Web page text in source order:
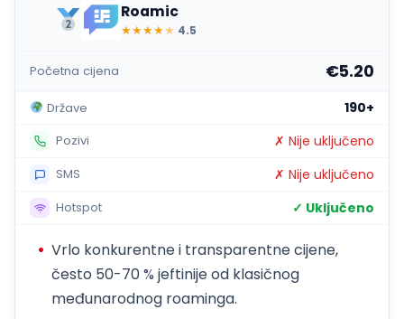
Roamic
★★★★★ 4.5
Početna cijena €5.20
Države 190+
Pozivi ✗ Nije uključeno
SMS ✗ Nije uključeno
Hotspot ✓ Uključeno
Vrlo konkurentne i transparentne cijene,
često 50-70 % jeftinije od klasičnog
međunarodnog roaminga.